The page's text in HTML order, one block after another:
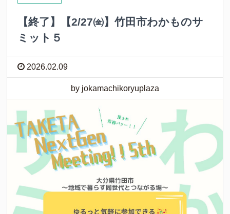
【終了】【2/27㈮】竹田市わかものサ
ミット５
2026.02.09
by jokamachikoryuplaza